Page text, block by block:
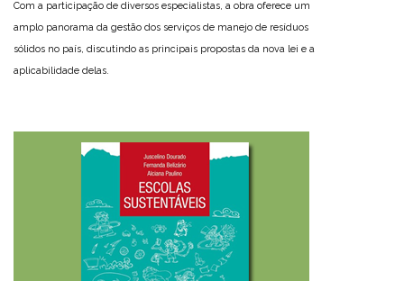
Com a participação de diversos especialistas, a obra oferece um
amplo panorama da gestão dos serviços de manejo de resíduos
sólidos no país, discutindo as principais propostas da nova lei e a
aplicabilidade delas.